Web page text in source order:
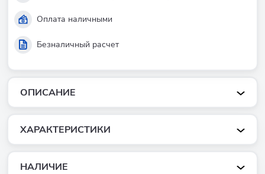
ОПИСАНИЕ
ХАРАКТЕРИСТИКИ
НАЛИЧИЕ
Оплата наличными
Безналичный расчет